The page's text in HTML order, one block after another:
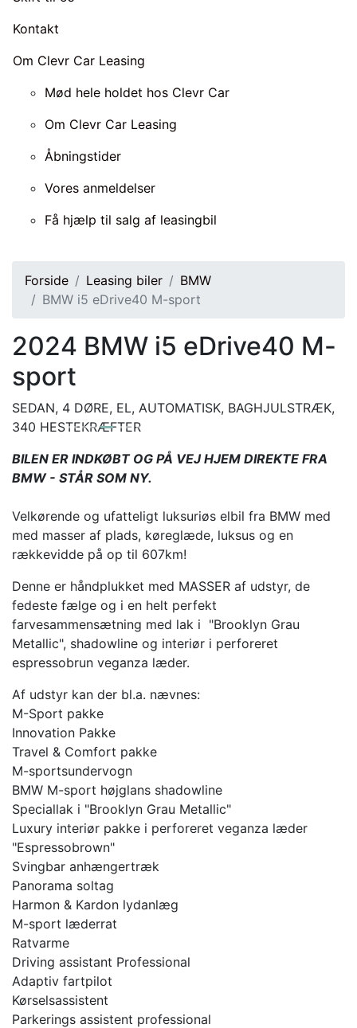
Kontakt
Om Clevr Car Leasing
Mød hele holdet hos Clevr Car
Om Clevr Car Leasing
Åbningstider
Vores anmeldelser
Få hjælp til salg af leasingbil
Forside Leasing biler
BMW
BMW i5 eDrive40 M-sport
2024 BMW i5 eDrive40 M-
sport
SEDAN, 4 DØRE, EL, AUTOMATISK, BAGHJULSTRÆK,
340 HESTEKRÆFTER
BILEN ER INDKØBT OG PÅ VEJ HJEM DIREKTE FRA
BMW - STÅR SOM NY.
Velkørende og ufatteligt luksuriøs elbil fra BMW med
med masser af plads, køreglæde, luksus og en
rækkevidde på op til 607km!
Denne er håndplukket med MASSER af udstyr, de
fedeste fælge og i en helt perfekt
farvesammensætning med lak i "Brooklyn Grau
Metallic", shadowline og interiør i perforeret
espressobrun veganza læder.
Af udstyr kan der bl.a. nævnes:
M-Sport pakke
Innovation Pakke
Travel & Comfort pakke
M-sportsundervogn
BMW M-sport højglans shadowline
Speciallak i "Brooklyn Grau Metallic"
Luxury interiør pakke i perforeret veganza læder
"Espressobrown"
Svingbar anhængertræk
Panorama soltag
Harmon & Kardon lydanlæg
M-sport læderrat
Ratvarme
Driving assistant Professional
Adaptiv fartpilot
Kørselsassistent
Parkerings assistent professional